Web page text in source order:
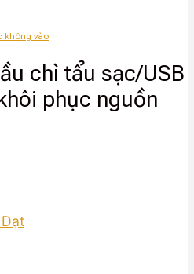
không vào
chì tẩu sạc/USB
phục nguồn
Đạt